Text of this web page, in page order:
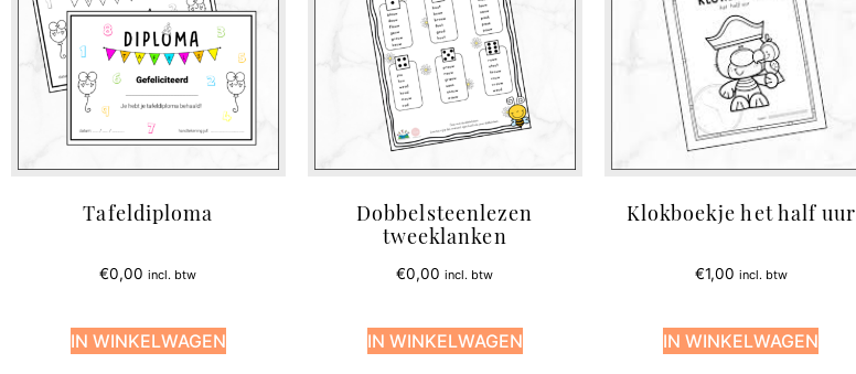
Tafeldiploma
€0,00 incl. btw
IN WINKELWAGEN
Dobbelsteenlezen
tweeklanken
€0,00 incl. btw
IN WINKELWAGEN
Klokboekje het half uur
€1,00 incl. btw
IN WINKELWAGEN